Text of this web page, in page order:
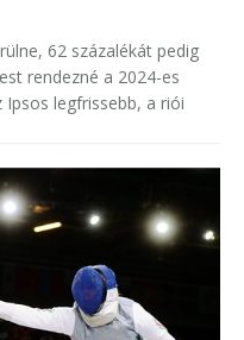
62 százalékát pedig
rendezné a 2024-es
legfrissebb, a riói